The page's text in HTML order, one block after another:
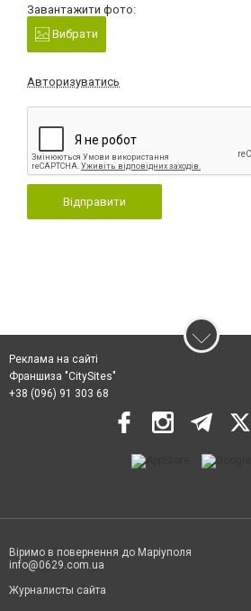
Завантажити фото:
Вибрати
Авторизуватись
Відправити
Реклама на сайті
Франшиза "CitySites"
+38 (096) 91 303 68
Віримо в повернення до Маріуполя
info@0629.com.ua
Журналисты сайта